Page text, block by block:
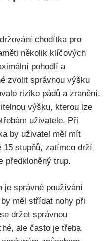
chodítka​ pro
​několik klíčových
pohodlí a
zvolit správnou ⁣výšku
riziko pádů a zranění.‌
výšku, ⁣kterou lze
uživatele. Při
by ‍uživatel měl mít
15 stupňů, zatímco drží
předkloněný trup.
⁣je správné používání
měl střídat nohy při
držet správnou
ale často ⁢je třeba